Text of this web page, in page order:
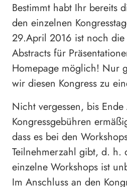
Bestimmt habt Ihr bereits
den einzelnen
29.April 2016 ist noch
Abstracts für
Homepage möglich! Nur
wir diesen Kongress zu
Nicht vergessen, bis
Kongressgebühren
dass es bei den
Teilnehmerzahl gibt, d.
einzelne Workshops ist
Im Anschluss an den